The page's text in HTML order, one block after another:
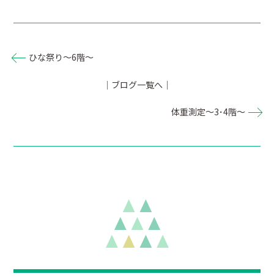
ひな祭り～6階～
｜ブログ一覧へ｜
体重測定～3･4階～